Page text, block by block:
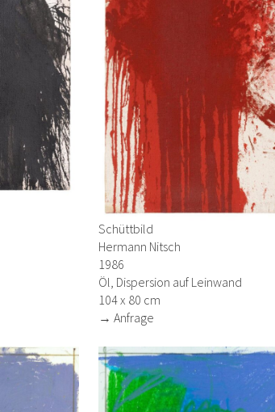
Schüttbild
Hermann Nitsch
1986
Öl, Dispersion auf Leinwand
104 x 80 cm
→ Anfrage